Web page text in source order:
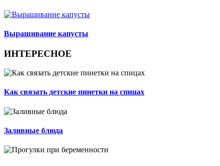
Выращивание капусты
ИНТЕРЕСНОЕ
Как связать детские пинетки на спицах
Заливные блюда